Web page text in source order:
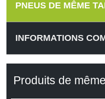
PNEUS DE MÊME
INFORMATIONS
Produits de